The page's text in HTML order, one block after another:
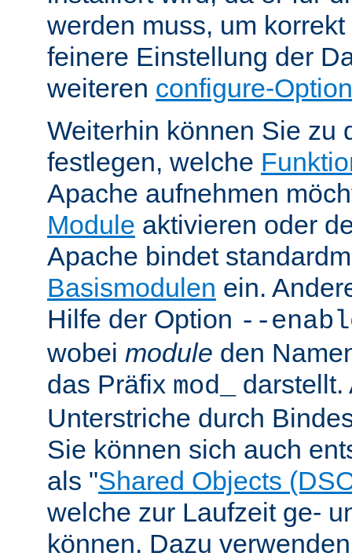
werden muss, um
feinere Einstellung der
weiteren configure-
Weiterhin können Sie zu
festlegen, welche
Apache aufnehmen
Module aktivieren oder
Apache bindet
Basismodulen ein.
Hilfe der Option --
wobei module den
das Präfix mod_
darstellt.
Unterstriche durch
Sie können sich auch
als "Shared Objects
welche zur Laufzeit ge-
können. Dazu